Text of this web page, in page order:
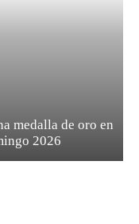
medalla de oro en
2026